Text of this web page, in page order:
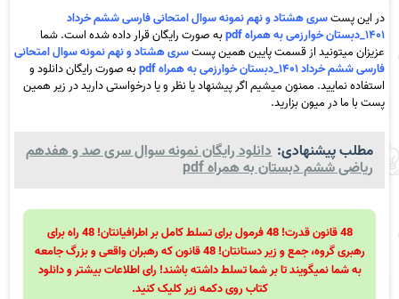
در این پستسری هشتاد و نهم نمونه سوال امتحانی فارسی ششم خرداد
۱۴۰۱_دبستان خوارزمی به همراه pdf
به صورت رایگان قرار داده شده است. شما
عزیزان میتونید از قسمت پایین همین پستسری هشتاد و نهم نمونه سوال امتحانی
فارسی ششم خرداد ۱۴۰۱_دبستان خوارزمی به همراه pdf
به صورت رایگان دانلود و
استفاده نمایید. ممنون میشیم اگر پیشنهاد یا نظر و یا درخواستی دارید در زیر همین
پست با ما در میون بزارید.
مطلب پیشنهادی: دانلود رایگان نمونه سوال سری صد و هفدهم
ریاضی ششم دبستان به همراه pdf
48 قانون قدرت! 48 فرمول برای تسلط کامل بر اطرافیانتان! 48 راه برای
رهبری گروه، جمع و زیر دستانتان! 48 قانون که رهبران واقعی و بزرگ جامعه
به شما نمیگویند تا بر شما تسلط داشته باشند! رای اطلاعات بیشتر و دانلود
کتاب روی دکمه زیر کلیک کنید.